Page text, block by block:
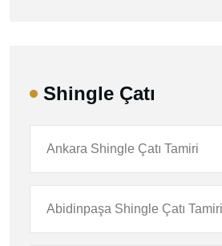
Shingle Çatı
Ankara Shingle Çatı Tamiri
Abidinpaşa Shingle Çatı Tamiri